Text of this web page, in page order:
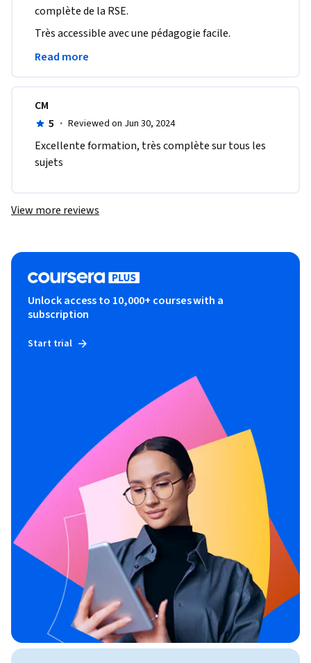
complète de la RSE.
Très accessible avec une pédagogie facile.
J'ai beaucoup aimer faire ce MOOC de façon
Read more
CM
5 · Reviewed on Jun 30, 2024
Excellente formation, très complète sur tous les
sujets
View more reviews
Unlock access to 10,000+ courses with a
subscription
Start trial